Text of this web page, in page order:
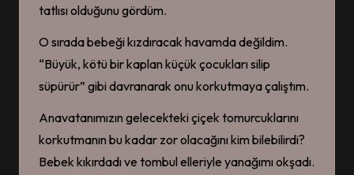
tatlısı olduğunu gördüm.
O sırada bebeği kızdıracak havamda değildim.
“Büyük, kötü bir kaplan küçük çocukları silip
süpürür” gibi davranarak onu korkutmaya çalıştım.
Anavatanımızın gelecekteki çiçek tomurcuklarını
korkutmanın bu kadar zor olacağını kim bilebilirdi?
Bebek kıkırdadı ve tombul elleriyle yanağımı okşadı.